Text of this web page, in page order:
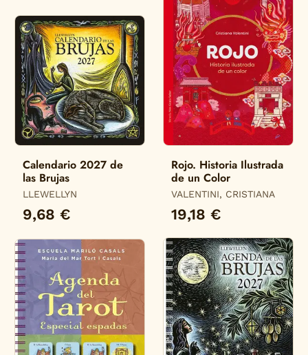
Calendario 2027 de
las Brujas
LLEWELLYN
9,68 €
Rojo. Historia Ilustrada
de un Color
VALENTINI, CRISTIANA
19,18 €